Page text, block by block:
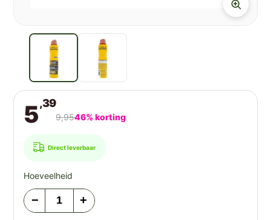
5,39
9,9546% korting
Direct leverbaar
Hoeveelheid
− +